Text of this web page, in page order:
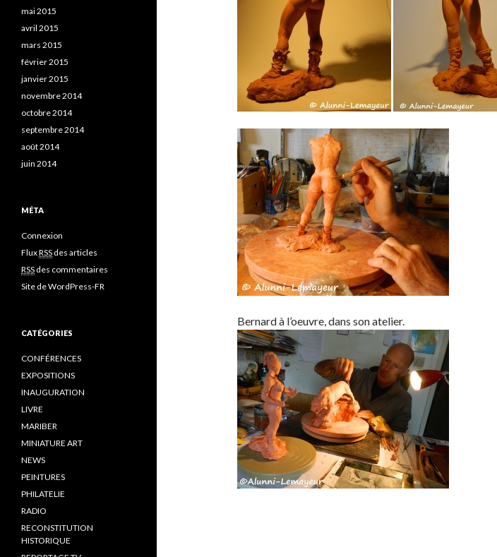
Bernard à l’oeuvre, dans son atelier.
mai 2015
avril 2015
mars 2015
février 2015
janvier 2015
novembre 2014
octobre 2014
septembre 2014
août 2014
juin 2014
MÉTA
Connexion
FluxRSS des articles
RSS des commentaires
Site de WordPress-FR
CATÉGORIES
CONFÉRENCES
EXPOSITIONS
INAUGURATION
LIVRE
MARIBER
MINIATURE ART
NEWS
PEINTURES
PHILATELIE
RADIO
RECONSTITUTION
HISTORIQUE